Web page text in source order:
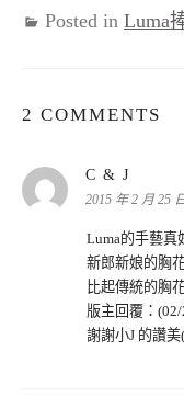
Posted in Luma
2 COMMENTS
C & J
示:
2015 年 2 月 25
Luma的手藝真
新郎新娘的胸
比起傳統的胸
版主回覆：
謝謝小J 的讚